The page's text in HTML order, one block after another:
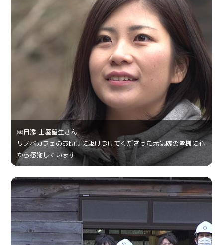
㈱日添 土屋望生さん
リノベカフェのお助けに駆けつけてくださった元気隊の皆様に心
から感謝しています